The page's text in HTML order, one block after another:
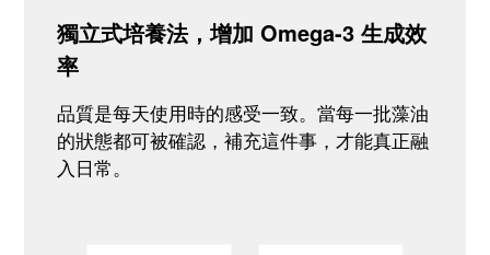
獨立式培養法，增加 Omega-3 生成效
率
品質是每天使用時的感受一致。當每一批藻油
的狀態都可被確認，補充這件事，才能真正融
入日常。